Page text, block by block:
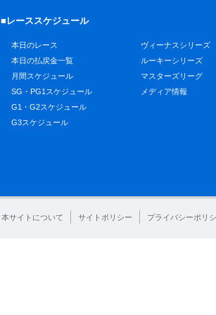
■レーススケジュール
本日のレース
本日の払戻金一覧
月間スケジュール
SG・PG1スケジュール
G1・G2スケジュール
G3スケジュール
ヴィーナスシリーズ
ルーキーシリーズ
マスターズリーグ
メディア情報
本サイトについて サイトポリシー プライバシーポリ